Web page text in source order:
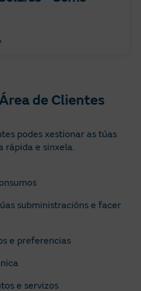
de Clientes
podes xestionar as túas
rápida e sinxela.
subministracións e facer
e preferencias
e servizos